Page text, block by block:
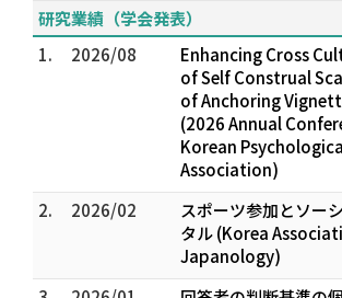
研究業績（学会発表）
1.
2026/08
Enhancing Cross
of Self Construal
of Anchoring
(2026 Annual
Korean
Association)
2.
2026/02
スポーツ参加とソー
タル (Korea
Japanology)